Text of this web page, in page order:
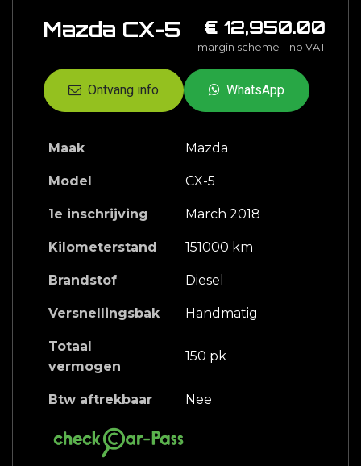
Mazda CX-5 € 12,950.00
margin scheme – no VAT
Ontvang info WhatsApp
Maak Mazda
Model CX-5
1e inschrijving March 2018
Kilometerstand 151000 km
Brandstof Diesel
Versnellingsbak Handmatig
Totaal
vermogen
150 pk
Btw aftrekbaar Nee